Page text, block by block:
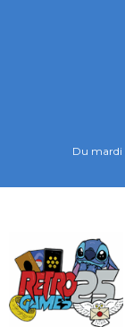
Du mardi